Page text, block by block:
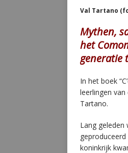
Val Tartano
Mythen,
het
generatie
In het boek
leerlingen
Tartano.
Lang
koninkrijk